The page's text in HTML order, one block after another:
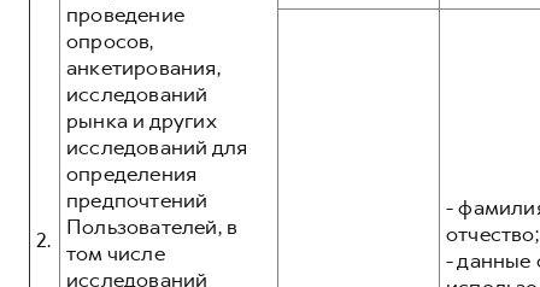
2.
проведение
опросов,
анкетирования,
исследований
рынка и других
исследований для
определения
предпочтений
Пользователей, в
том числе
исследований
-
отчество;
- данные